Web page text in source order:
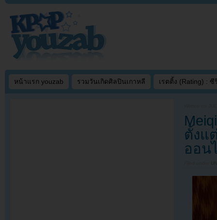
หน้าแรก youzab รวมวันเกิดศิลปินเกาหลี เรตติ้ง (Rating) : ซี
ตั้งแ
ออน